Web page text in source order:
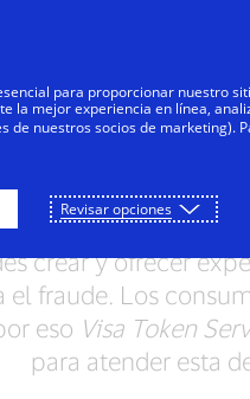
Negocios
crear y ofrecer
fraude. Los
eso Visa Token
para atender esta
para proporcionar nuestro
la mejor experiencia en línea,
nuestros socios de marketing).
Revisar opciones